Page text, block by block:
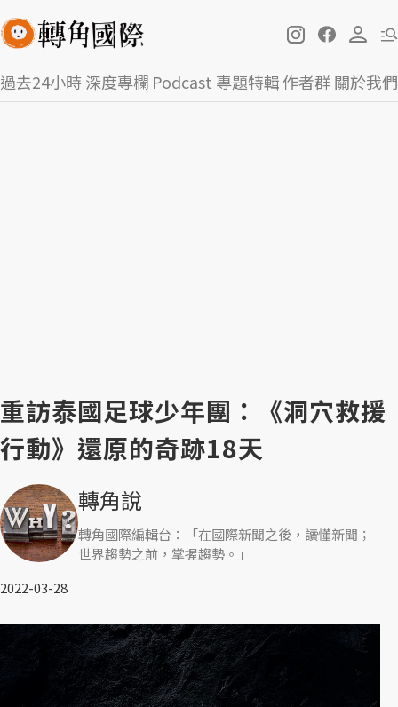
過去24小時深度專欄 Podcast 專題特輯作者群關於我們
重訪泰國足球少年團：《洞穴救援
行動》還原的奇跡18天
轉角說
轉角國際編輯台：「在國際新聞之後，讀懂新聞；
世界趨勢之前，掌握趨勢。」
2022-03-28